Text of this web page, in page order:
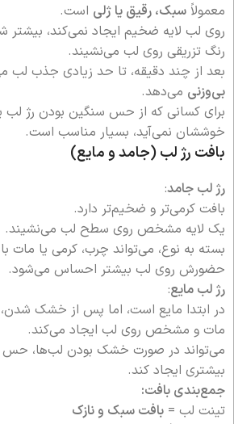
معمولاً سبک، رقیق یا ژلی است.
روی لب لایه ضخیم ایجاد نمی‌کند، بیشتر
رنگ تزریقی روی لب می‌نشیند.
بعد از چند دقیقه، تا حد زیادی جذب
بی‌وزنی می‌دهد.
برای کسانی که از حس سنگین بودن رژ لب
خوششان نمی‌آید، بسیار مناسب است.
بافت رژ لب (جامد و مایع)
رژ لب جامد:
بافت کرمی‌تر و ضخیم‌تر دارد.
یک لایه مشخص روی سطح لب می‌نشیند.
بسته به نوع، می‌تواند چرب، کرمی یا مات
حضورش روی لب بیشتر احساس می‌شود.
رژ لب مایع:
در ابتدا مایع است، اما پس از خشک شدن،
مات و مشخص روی لب ایجاد می‌کند.
می‌تواند در صورت خشک بودن لب‌ها،
بیشتری ایجاد کند.
جمع‌بندی بافت:
تینت لب = بافت سبک و نازک